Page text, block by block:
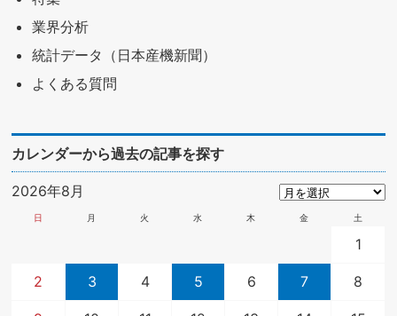
業界分析
統計データ（日本産機新聞）
よくある質問
カレンダーから過去の記事を探す
2026年8月
日 月 火 水 木 金 土
1
2 3 4 5 6 7 8